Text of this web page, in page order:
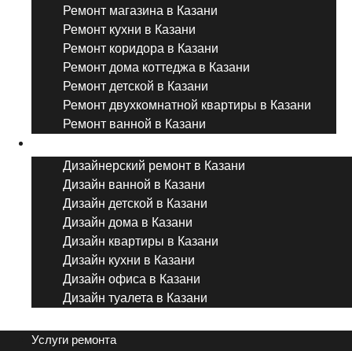
Ремонт магазина в Казани
Ремонт кухни в Казани
Ремонт коридора в Казани
Ремонт дома коттеджа в Казани
Ремонт детской в Казани
Ремонт двухкомнатной квартиры в Казани
Ремонт ванной в Казани
Дизайнерский ремонт в Казани
Дизайн ванной в Казани
Дизайн детской в Казани
Дизайн дома в Казани
Дизайн квартиры в Казани
Дизайн кухни в Казани
Дизайн офиса в Казани
Дизайн туалета в Казани
Услуги ремонта